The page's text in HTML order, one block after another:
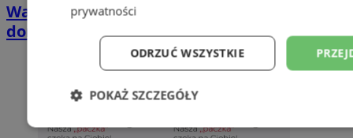
Wakacyjny wypoczynek nad Bałtykiem w
domkach Szmaragdowe Morze
prywatności
ODRZUĆ WSZYSTKIE
POKAŻ SZCZEGÓŁY
Niezbędne Wydajność